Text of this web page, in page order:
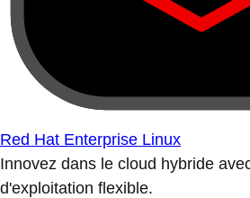
Red Hat Enterprise Linux
Innovez dans le cloud hybride
d'exploitation flexible.